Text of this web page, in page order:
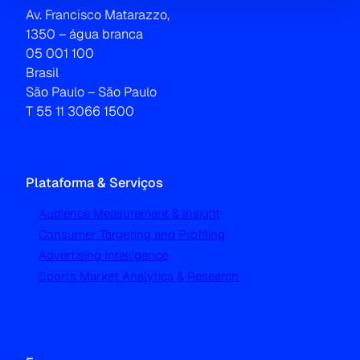
Av. Francisco Matarazzo,
1350 – água branca
05 001 100
Brasil
São Paulo – São Paulo
T 55 11 3066 1500
Plataforma & Serviços
Audience Measurement & Insight
Consumer Targeting and Profiling
Advertising Intelligence
Sports Market Analytics & Research